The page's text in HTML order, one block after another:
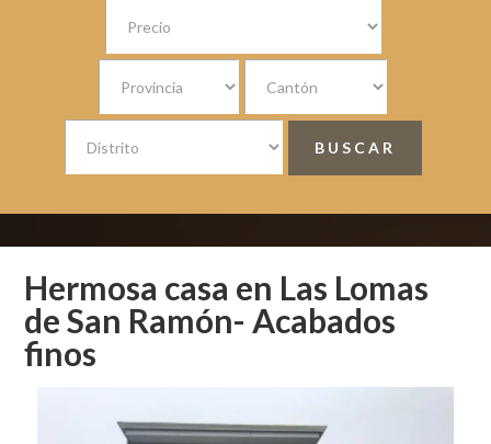
Hermosa casa en Las Lomas
de San Ramón- Acabados
finos